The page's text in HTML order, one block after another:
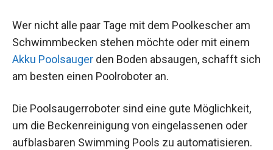
Wer nicht alle paar Tage mit dem Poolkescher am
Schwimmbecken stehen möchte oder mit einem
Akku Poolsauger den Boden absaugen, schafft sich
am besten einen Poolroboter an.
Die Poolsaugerroboter sind eine gute Möglichkeit,
um die Beckenreinigung von eingelassenen oder
aufblasbaren Swimming Pools zu automatisieren.